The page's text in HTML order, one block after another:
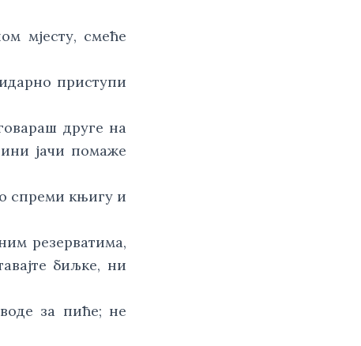
мјесту, смеће
приступи
друге на
јачи помаже
спреми књигу и
резерватима,
биљке, ни
за пиће; не